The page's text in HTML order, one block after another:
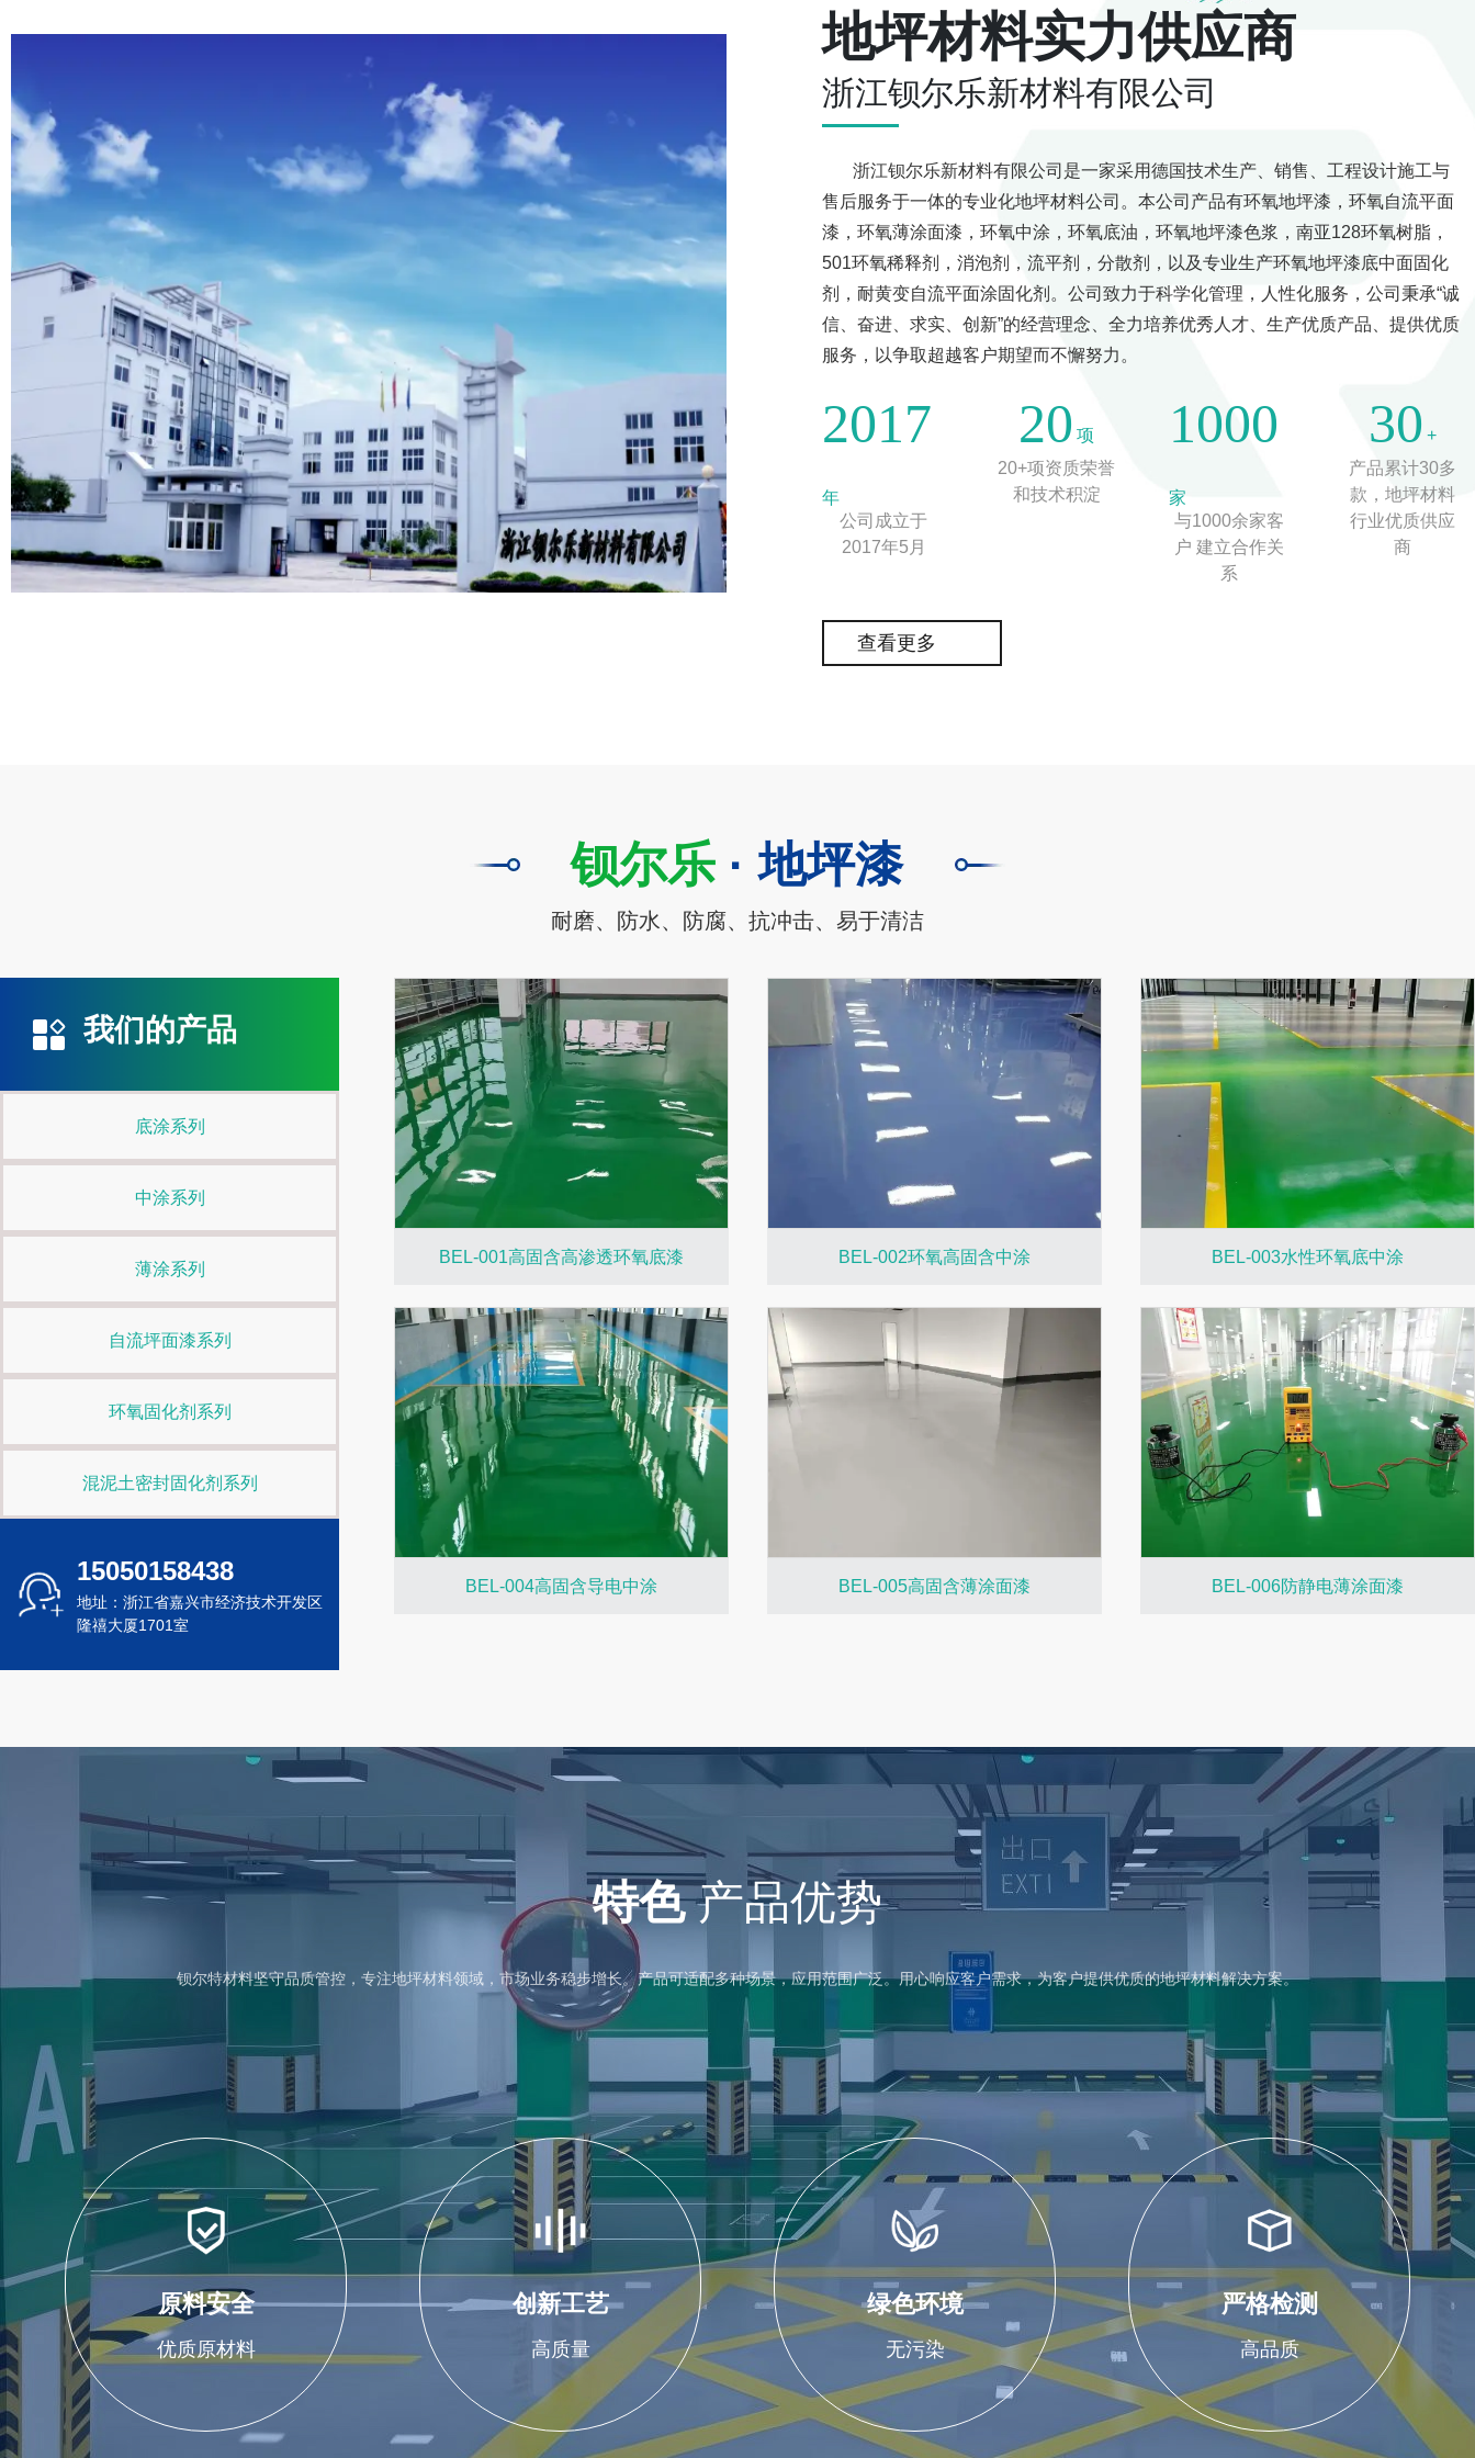
地坪材料实力供应商
浙江钡尔乐新材料有限公司
浙江钡尔乐新材料有限公司是一家采用德国技术生产、销售、工程设计施工与
售后服务于一体的专业化地坪材料公司。本公司产品有环氧地坪漆，环氧自流平面
漆，环氧薄涂面漆，环氧中涂，环氧底油，环氧地坪漆色浆，南亚128环氧树脂，
501环氧稀释剂，消泡剂，流平剂，分散剂，以及专业生产环氧地坪漆底中面固化
剂，耐黄变自流平面涂固化剂。公司致力于科学化管理，人性化服务，公司秉承“诚
信、奋进、求实、创新”的经营理念、全力培养优秀人才、生产优质产品、提供优质
服务，以争取超越客户期望而不懈努力。
2017
年
公司成立于
2017年5月
20 项
20+项资质荣誉
和技术积淀
1000
家
与1000余家客
户 建立合作关
系
30 +
产品累计30多
款，地坪材料
行业优质供应
商
查看更多
钡尔乐 · 地坪漆
耐磨、防水、防腐、抗冲击、易于清洁
我们的产品
底涂系列
中涂系列
薄涂系列
自流坪面漆系列
环氧固化剂系列
混泥土密封固化剂系列
15050158438
地址：浙江省嘉兴市经济技术开发区
隆禧大厦1701室
BEL-001高固含高渗透环氧底漆 BEL-002环氧高固含中涂 BEL-003水性环氧底中涂
BEL-004高固含导电中涂 BEL-005高固含薄涂面漆 BEL-006防静电薄涂面漆
特色产品优势
钡尔特材料坚守品质管控，专注地坪材料领域，市场业务稳步增长。产品可适配多种场景，应用范围广泛。用心响应客户需求，为客户提供优质的地坪材料解决方案。
原料安全
优质原材料
创新工艺
高质量
绿色环境
无污染
严格检测
高品质